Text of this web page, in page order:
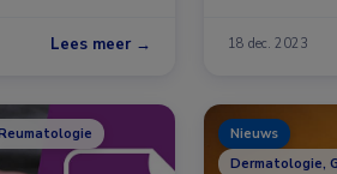
Lees meer → 18 dec. 2023
Nieuws
Dermatologie,